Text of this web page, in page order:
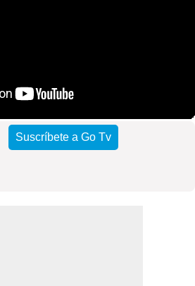
Suscríbete a Go Tv